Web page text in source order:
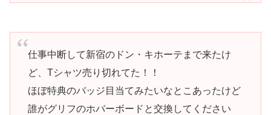
仕事中断して新宿のドン・キホーテまで来たけ
ど、Tシャツ売り切れてた！！
ほぼ特典のバッジ目当てみたいなとこあったけど
誰がグリフのホバーボードと交換してください